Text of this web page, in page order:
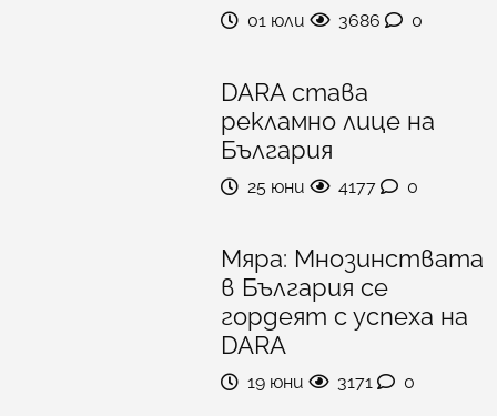
01 юли 3686 0
DARA става
рекламно лице на
България
25 юни 4177 0
Мяра: Мнозинствата
в България се
гордеят с успеха на
DARA
19 юни 3171 0